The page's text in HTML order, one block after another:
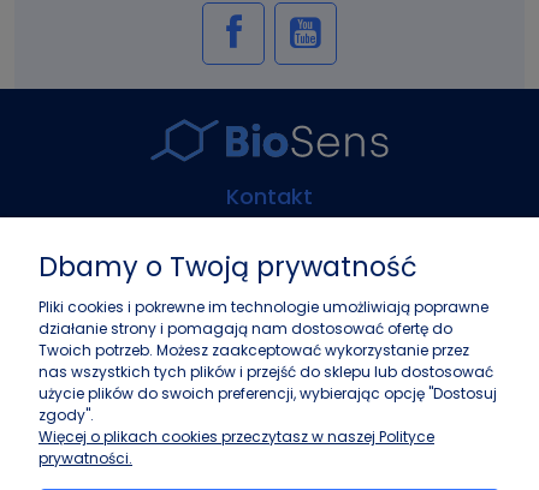
Kontakt
ul. Górczewska 216
01-460 Warszawa
+48 22 243 37 87
info@biosens.pl
Dbamy o Twoją prywatność
Pliki cookies i pokrewne im technologie umożliwiają poprawne
działanie strony i pomagają nam dostosować ofertę do
Twoich potrzeb. Możesz zaakceptować wykorzystanie przez
nas wszystkich tych plików i przejść do sklepu lub dostosować
użycie plików do swoich preferencji, wybierając opcję "Dostosuj
zgody".
Więcej o plikach cookies przeczytasz w naszej Polityce
prywatności.